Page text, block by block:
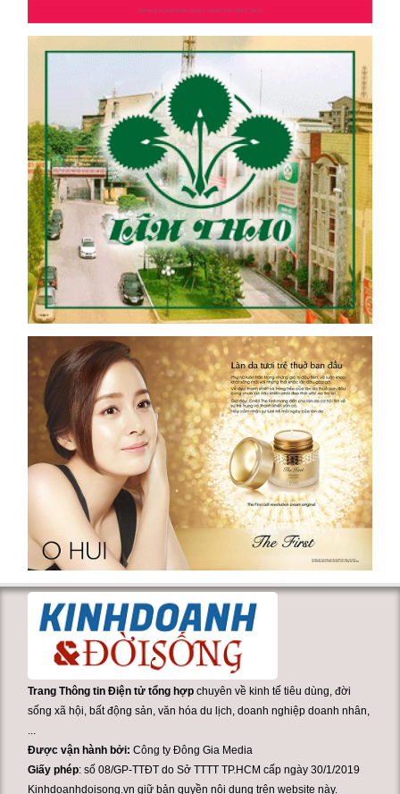
Trang Thông tin Điện tử tổng hợp chuyên về kinh tế tiêu dùng, đời
sống xã hội, bất động sản, văn hóa du lịch, doanh nghiệp doanh nhân,
Được vận hành bởi:Công ty Đông Gia Media
Giấy phép: số 08/GP-TTĐT do Sở TTTT TP.HCM cấp ngày 30/1/2019
Kinhdoanhdoisong.vn giữ bản quyền nội dung trên website này.